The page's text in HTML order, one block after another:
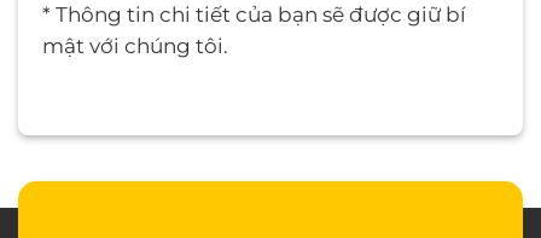
* Thông tin chi tiết của bạn sẽ được giữ bí
mật với chúng tôi.